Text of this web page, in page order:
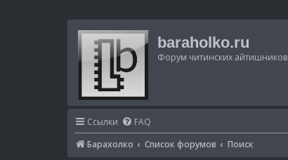
baraholko.ru
Форум читинских айтишников
Ссылки
FAQ
Барахолко
Список форумов Поиск